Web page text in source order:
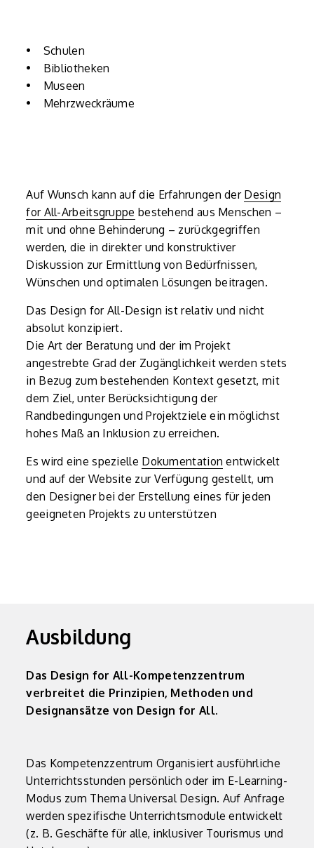
• Schulen
• Bibliotheken
• Museen
• Mehrzweckräume
Auf Wunsch kann auf die Erfahrungen der Design
for All-Arbeitsgruppe bestehend aus Menschen –
mit und ohne Behinderung – zurückgegriffen
werden, die in direkter und konstruktiver
Diskussion zur Ermittlung von Bedürfnissen,
Wünschen und optimalen Lösungen beitragen.
Das Design for All-Design ist relativ und nicht
absolut konzipiert.
Die Art der Beratung und der im Projekt
angestrebte Grad der Zugänglichkeit werden stets
in Bezug zum bestehenden Kontext gesetzt, mit
dem Ziel, unter Berücksichtigung der
Randbedingungen und Projektziele ein möglichst
hohes Maß an Inklusion zu erreichen.
Es wird eine spezielle Dokumentation entwickelt
und auf der Website zur Verfügung gestellt, um
den Designer bei der Erstellung eines für jeden
geeigneten Projekts zu unterstützen
Ausbildung
Das Design for All-Kompetenzzentrum
verbreitet die Prinzipien, Methoden und
Designansätze von Design for All.
Das Kompetenzzentrum Organisiert ausführliche
Unterrichtsstunden persönlich oder im E-Learning-
Modus zum Thema Universal Design. Auf Anfrage
werden spezifische Unterrichtsmodule entwickelt
(z. B. Geschäfte für alle, inklusiver Tourismus und